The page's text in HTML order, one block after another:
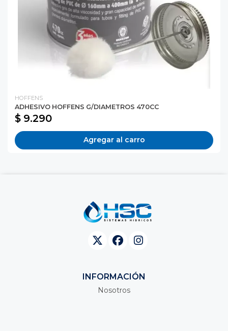
HOFFENS
ADHESIVO HOFFENS G/DIAMETROS 470CC
$ 9.290
Agregar al carro
INFORMACIÓN
Nosotros